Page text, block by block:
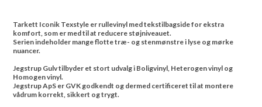
Tarkett Iconik Texstyle er rullevinyl med tekstilbagside for ekstra
komfort, som er med til at reducere støjniveauet.
Serien indeholder mange flotte træ- og stenmønstre i lyse og mørke
nuancer.
Jegstrup Gulv tilbyder et stort udvalg i Boligvinyl, Heterogen vinyl og
Homogen vinyl.
Jegstrup ApS er GVK godkendt og dermed certificeret til at montere
vådrum korrekt, sikkert og trygt.